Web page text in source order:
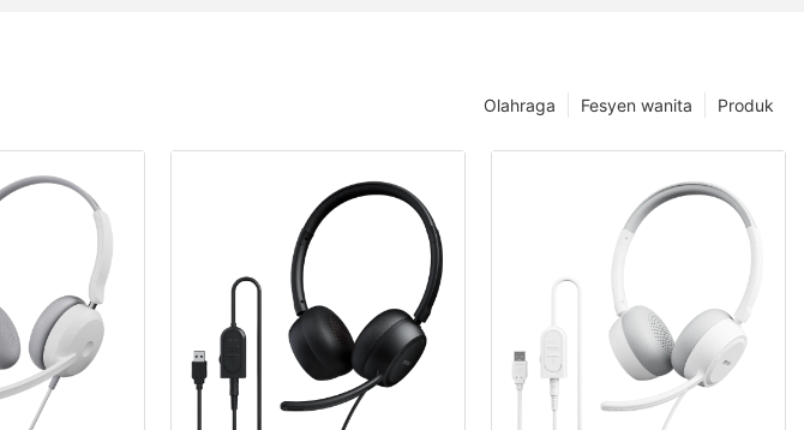
Produk
Fesyen wanita
Olahraga